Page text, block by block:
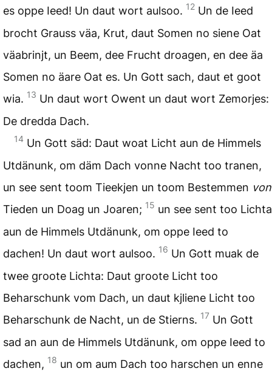
es oppe Ieed! Un daut wort aulsoo. 12 Un de Ieed
brocht Grauss väa, Krut, daut Somen no siene Oat
väabrinjt, un Beem, dee Frucht droagen, en dee äa
Somen no äare Oat es. Un Gott sach, daut et goot
wia. 13 Un daut wort Owent un daut wort Zemorjes:
De dredda Dach.
14 Un Gott säd: Daut woat Licht aun de Himmels
Utdänunk, om däm Dach vonne Nacht too tranen,
un see sent toom Tieekjen un toom Bestemmen von
Tieden un Doag un Joaren; 15 un see sent too Lichta
aun de Himmels Utdänunk, om oppe Ieed to
dachen! Un daut wort aulsoo. 16 Un Gott muak de
twee groote Lichta: Daut groote Licht too
Beharschunk vom Dach, un daut kjliene Licht too
Beharschunk de Nacht, un de Stierns. 17 Un Gott
sad an aun de Himmels Utdänunk, om oppe Ieed to
dachen, 18 un om aum Dach too harschen un enne